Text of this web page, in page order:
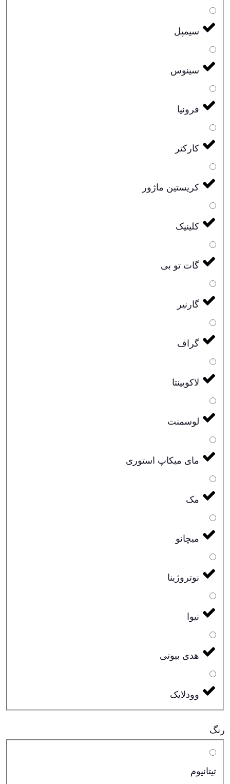
سیمپل
سینوس
فرونیا
کارکتر
کریستین ماژور
کلینیک
گات تو بی
گارنیر
گراف
لاکویینتا
لوسمنت
مای میکاپ استوری
مک
میچانو
نوتروژینا
نیوا
هدی بیوتی
وودلایک
رنگ
تیتانیوم